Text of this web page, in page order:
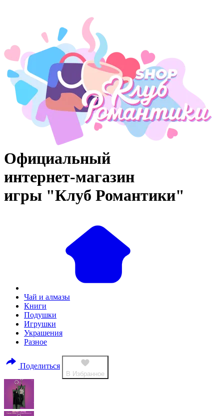
Официальный
интернет‑магазин
игры "Клуб Романтики"
Чай и алмазы
Книги
Подушки
Игрушки
Украшения
Разное
Поделиться
В Избранное